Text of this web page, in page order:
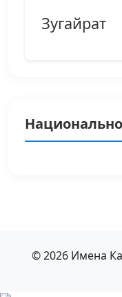
Зугайрат
© 2026 Имена